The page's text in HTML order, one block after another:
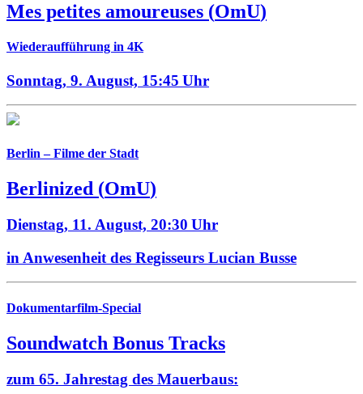
Mes petites amoureuses (OmU)
Wiederaufführung in 4K
Sonntag, 9. August, 15:45 Uhr
Berlin – Filme der Stadt
Berlinized (OmU)
Dienstag, 11. August, 20:30 Uhr
in Anwesenheit des Regisseurs Lucian Busse
Dokumentarfilm-Special
Soundwatch Bonus Tracks
zum 65. Jahrestag des Mauerbaus: